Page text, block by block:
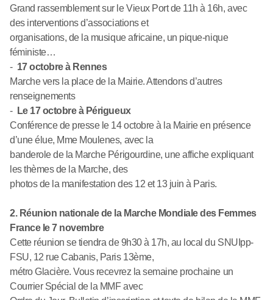
Grand rassemblement sur le Vieux Port de 11h à 16h, avec
des interventions d’associations et
organisations, de la musique africaine, un pique-nique
féministe…
- 17 octobre à Rennes
Marche vers la place de la Mairie. Attendons d’autres
renseignements
- Le 17 octobre à Périgueux
Conférence de presse le 14 octobre à la Mairie en présence
d’une élue, Mme Moulenes, avec la
banderole de la Marche Périgourdine, une affiche expliquant
les thèmes de la Marche, des
photos de la manifestation des 12 et 13 juin à Paris.
2. Réunion nationale de la Marche Mondiale des Femmes
France le 7 novembre
Cette réunion se tiendra de 9h30 à 17h, au local du SNUIpp-
FSU, 12 rue Cabanis, Paris 13ème,
métro Glacière. Vous recevrez la semaine prochaine un
Courrier Spécial de la MMF avec